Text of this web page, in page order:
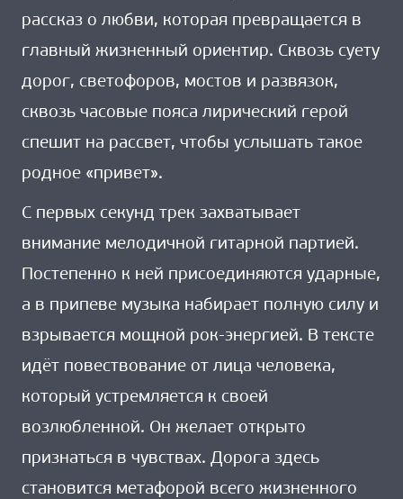
рассказ о любви, которая превращается в
главный жизненный ориентир. Сквозь суету
дорог, светофоров, мостов и развязок,
сквозь часовые пояса лирический герой
спешит на рассвет, чтобы услышать такое
родное «привет».
С первых секунд трек захватывает
внимание мелодичной гитарной партией.
Постепенно к ней присоединяются ударные,
а в припеве музыка набирает полную силу и
взрывается мощной рок-энергией. В тексте
идёт повествование от лица человека,
который устремляется к своей
возлюбленной. Он желает открыто
признаться в чувствах. Дорога здесь
становится метафорой всего жизненного